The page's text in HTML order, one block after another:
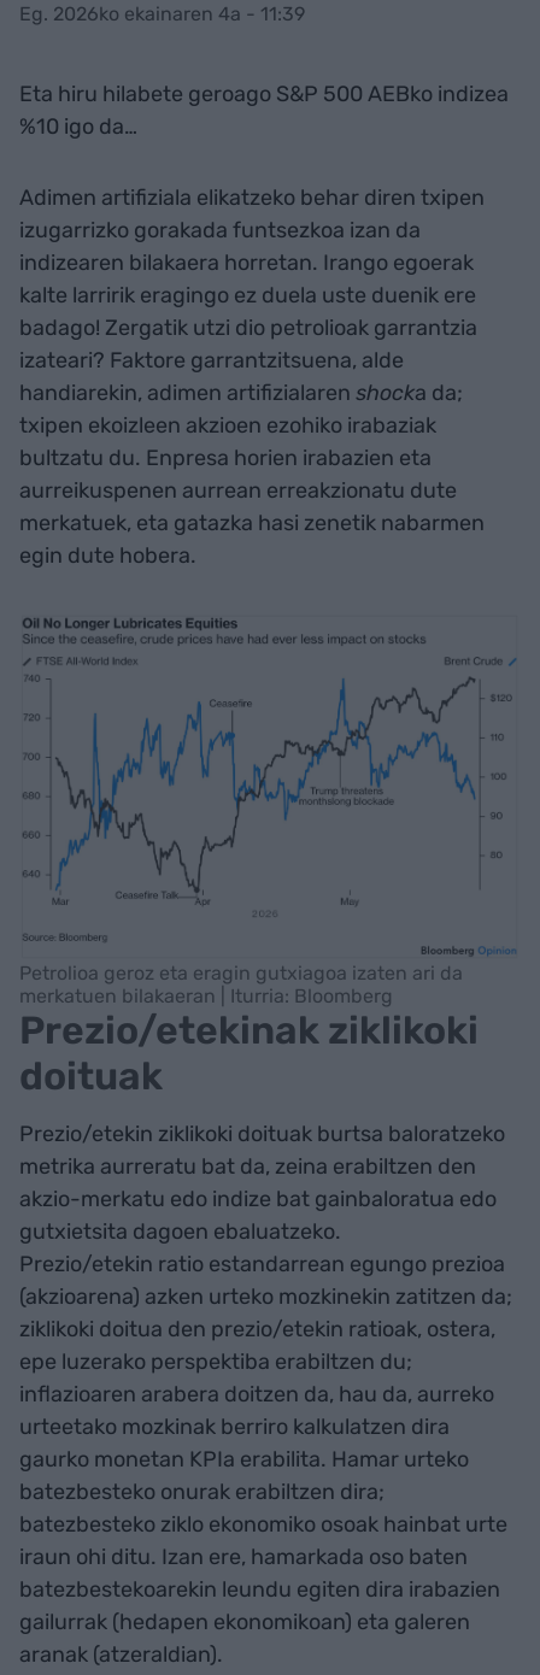
Eg. 2026ko ekainaren 4a - 11:39
Eta hiru hilabete geroago S&P 500 AEBko indizea
%10 igo da…
Adimen artifiziala elikatzeko behar diren txipen
izugarrizko gorakada funtsezkoa izan da
indizearen bilakaera horretan. Irango egoerak
kalte larririk eragingo ez duela uste duenik ere
badago! Zergatik utzi dio petrolioak garrantzia
izateari? Faktore garrantzitsuena, alde
handiarekin, adimen artifizialaren shocka da;
txipen ekoizleen akzioen ezohiko irabaziak
bultzatu du. Enpresa horien irabazien eta
aurreikuspenen aurrean erreakzionatu dute
merkatuek, eta gatazka hasi zenetik nabarmen
egin dute hobera.
Petrolioa geroz eta eragin gutxiagoa izaten ari da
merkatuen bilakaeran | Iturria: Bloomberg
Prezio/etekinak ziklikoki
doituak
Prezio/etekin ziklikoki doituak burtsa baloratzeko
metrika aurreratu bat da, zeina erabiltzen den
akzio-merkatu edo indize bat gainbaloratua edo
gutxietsita dagoen ebaluatzeko.
Prezio/etekin ratio estandarrean egungo prezioa
(akzioarena) azken urteko mozkinekin zatitzen da;
ziklikoki doitua den prezio/etekin ratioak, ostera,
epe luzerako perspektiba erabiltzen du;
inflazioaren arabera doitzen da, hau da, aurreko
urteetako mozkinak berriro kalkulatzen dira
gaurko monetan KPIa erabilita. Hamar urteko
batezbesteko onurak erabiltzen dira;
batezbesteko ziklo ekonomiko osoak hainbat urte
iraun ohi ditu. Izan ere, hamarkada oso baten
batezbestekoarekin leundu egiten dira irabazien
gailurrak (hedapen ekonomikoan) eta galeren
aranak (atzeraldian).